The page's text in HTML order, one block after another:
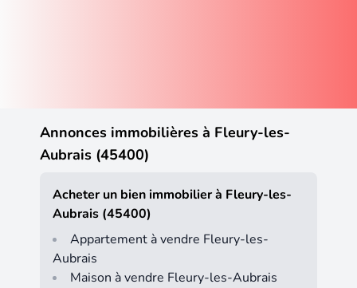
Annonces immobilières à Fleury-les-
Aubrais (45400)
Acheter un bien immobilier à Fleury-les-
Aubrais (45400)
Appartement à vendre Fleury-les-
Aubrais
Maison à vendre Fleury-les-Aubrais